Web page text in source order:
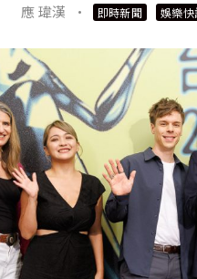
應 瑋漢 · 即時新聞 娛樂快